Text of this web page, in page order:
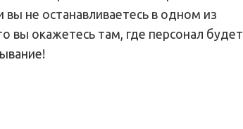
не останавливаетесь в одном из
вы окажетесь там, где персонал будет